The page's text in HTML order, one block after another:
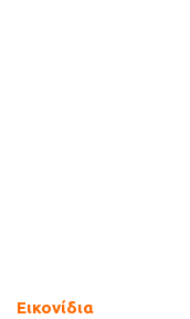
Εικονίδια